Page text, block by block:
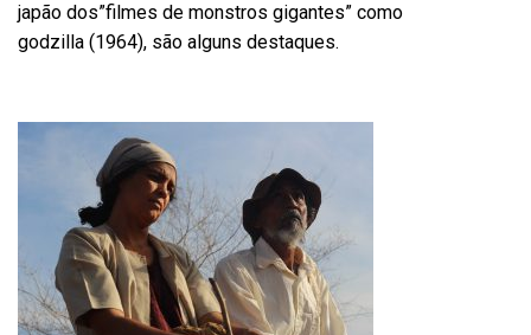
japão dos”filmes de monstros gigantes” como
godzilla (1964), são alguns destaques.